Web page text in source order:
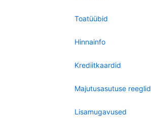
Toatüübid
Hinnainfo
Krediitkaardid
Majutusasutuse reeglid
Lisamugavused